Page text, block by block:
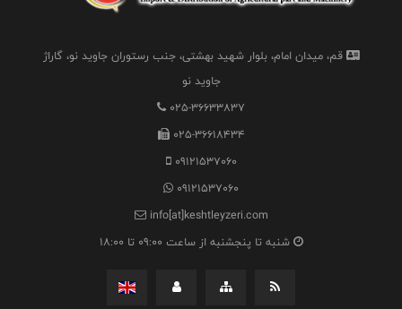
قم، میدان امام، بلوار شهید بهشتی، جنب رستوران جاوید نو، گاراژ
جاوید نو
025-36633837
025-36618434
09121537060
09121537060
info[at]keshtleyzeri.com
شنبه تا پنجشنبه از ساعت 09:00 تا 18:00